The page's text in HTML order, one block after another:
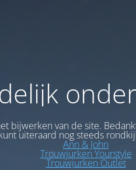
bijwerken van de site.
uiteraard nog steeds
Ann & John
Trouwjurken Yourstyle
Trouwjurken Outlet